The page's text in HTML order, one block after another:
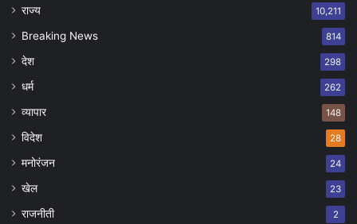
राज्य 10,211
Breaking News 814
देश 298
धर्म 262
व्यापार 148
विदेश 28
मनोरंजन 24
खेल 23
राजनीती 2